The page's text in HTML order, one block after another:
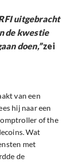
uitgebracht
de kwestie
doen,”zei
van een
hij naar een
of the
Wat
met
de